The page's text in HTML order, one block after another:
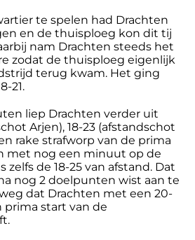
te spelen had Drachten
en de thuisploeg kon dit tij
nam Drachten steeds het
zodat de thuisploeg eigenlijk
terug kwam. Het ging
21.
liep Drachten verder uit
Arjen), 18-23 (afstandschot
rake strafworp van de prima
met nog een minuut op de
de 18-25 van afstand. Dat
nog 2 doelpunten wist aan te
dat Drachten met een 20-
prima start van de